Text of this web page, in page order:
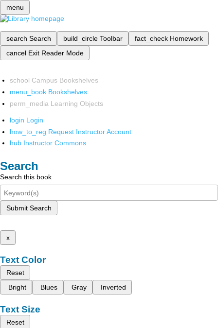
menu
search Search build_circle Toolbar fact_check Homework
cancel Exit Reader Mode
school Campus Bookshelves
menu_book Bookshelves
perm_media Learning Objects
login Login
how_to_reg Request Instructor Account
hub Instructor Commons
Search
Search this book
Submit Search
x
Text Color
Reset
Bright
Blues Gray Inverted
Text Size
Reset